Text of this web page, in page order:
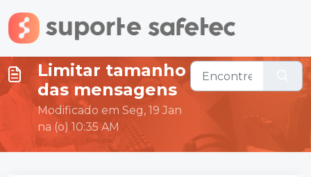
Ir para o conteúdo principal
Limitar tamanho
das mensagens
Modificado em Seg, 19 Jan
na (o) 10:35 AM